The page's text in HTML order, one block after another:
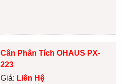
Cân Phân Tích OHAUS PX-
223
Giá: Liên Hệ